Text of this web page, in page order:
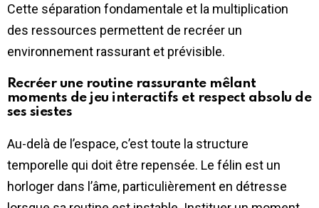
Cette séparation fondamentale et la multiplication
des ressources permettent de recréer un
environnement rassurant et prévisible.
Recréer une routine rassurante mêlant
moments de jeu interactifs et respect absolu de
ses siestes
Au-delà de l’espace, c’est toute la structure
temporelle qui doit être repensée. Le félin est un
horloger dans l’âme, particulièrement en détresse